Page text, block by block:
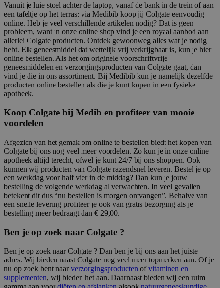
Vanuit je luie stoel achter de laptop, vanaf de bank in de trein of aan
een tafeltje op het terras: via Medibib koop jij Colgate eenvoudig
online. Heb je veel verschillende artikelen nodig? Dat is geen
probleem, want in onze online shop vind je een royaal aanbod aan
allerlei Colgate producten. Ontdek gewoonweg alles wat je nodig
hebt. Elk geneesmiddel dat wettelijk vrij verkrijgbaar is, kun je hier
online bestellen. Als het om originele voorschriftvrije
geneesmiddelen en verzorgingsproducten van Colgate gaat, dan
vind je die in ons assortiment. Bij Medibib kun je namelijk dezelfde
producten online bestellen als die je kunt kopen in een fysieke
apotheek.
Koop Colgate bij Medib en profiteer van mooie
voordelen
Afgezien van het gemak om online te bestellen biedt het kopen van
Colgate bij ons nog veel meer voordelen. Zo kun je in onze online
apotheek altijd terecht, ofwel je kunt 24/7 bij ons shoppen. Ook
kunnen wij producten van Colgate razendsnel leveren. Bestel je op
een werkdag voor half vier in de middag? Dan kun je jouw
bestelling de volgende werkdag al verwachten. In veel gevallen
betekent dit dus “nu bestellen is morgen ontvangen”. Behalve van
een snelle levering profiteer je ook van gratis bezorging als je
bestelling meer bedraagt dan € 29,00.
Ben je op zoek naar Colgate ?
Ben je op zoek naar Colgate ? Dan ben je bij ons aan het juiste
adres. Wij bieden naast Colgate nog veel meer topmerken aan. Of je
nu op zoek bent naarverzorgingsproducten ofvitaminen en
supplementen, wij bieden het aan. Daarnaast bieden wij een ruim